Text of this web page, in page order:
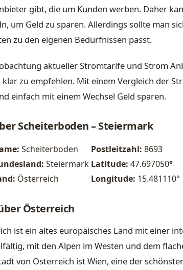
gibt, die um Kunden werben. Daher
um Geld zu sparen. Allerdings sollte man
zu den eigenen Bedürfnissen passt.
aktueller Stromtarife und Strom
klar zu empfehlen. Mit einem Vergleich der
einfach mit einem Wechsel Geld sparen.
Scheiterboden – Steiermark
Scheiterboden Postleitzahl: 8693
Steiermark Latitude: 47.697050°
Österreich Longitude: 15.481110°
Österreich
ist ein altes europäisches Land mit einer
mit den Alpen im Westen und dem
von Österreich ist Wien, eine der